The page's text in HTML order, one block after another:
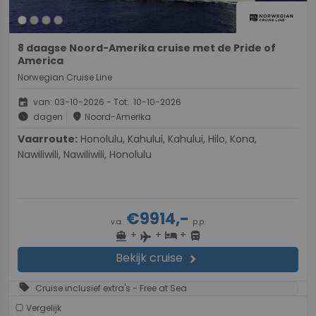
8 daagse Noord-Amerika cruise met de Pride of
America
Norwegian Cruise Line
event van: 03-10-2026 - Tot: 10-10-2026
schedule dagen place Noord-Amerika
Vaarroute:
Nawiliwili, Nawiliwili, Honolulu
v.a. €9914,- p.p.
directions_boat + flight + hotel+ directions_bus
Bekijk cruise chevron_right
sell Cruise inclusief extra's - Free at Sea
Vergelijk